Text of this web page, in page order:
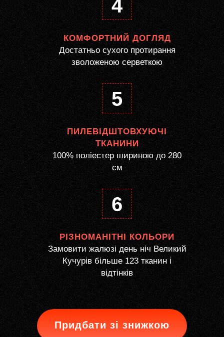
4
КОМФОРТНИЙ ДОГЛЯД
Достатньо сухого протирання
зволоженою серветкою
5
ПИЛЕВІДШТОВХУЮЧІ
ТКАНИНИ
100% поліестер шириною до 280
см
6
РІЗНОМАНІТНІ КОЛЬОРИ
Замовити жалюзі день ніч Великий
Кучурів більше 123 тканин і
відтінків
Придбати зі знижкою